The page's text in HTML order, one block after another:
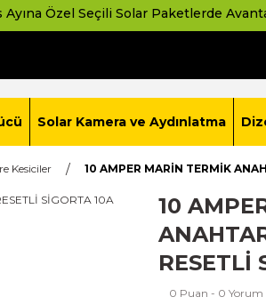
Özel Seçili Solar Paketlerde Avantajlı
Solar Kamera ve Aydınlatma
Kesiciler 10 AMPER MARİN TERMİK
10
RESETLİ
0 Puan - 0 Yorum